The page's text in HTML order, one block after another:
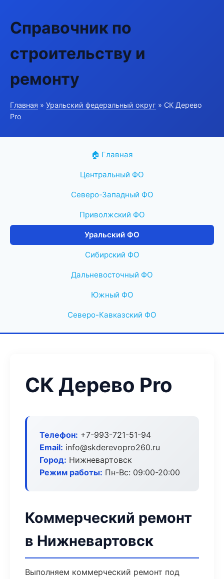
Справочник по
строительству и
ремонту
Главная » Уральский федеральный округ » СК Дерево
Pro
🏠 Главная
Центральный ФО
Северо-Западный ФО
Приволжский ФО
Уральский ФО
Сибирский ФО
Дальневосточный ФО
Южный ФО
Северо-Кавказский ФО
СК Дерево Pro
Телефон: +7-993-721-51-94
Email: info@skderevopro260.ru
Город: Нижневартовск
Режим работы: Пн-Вс: 09:00-20:00
Коммерческий ремонт
в Нижневартовск
Выполняем коммерческий ремонт под